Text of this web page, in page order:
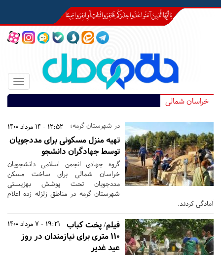
Toggle
خراسان شمالی
12:52 - 14 مرداد 1400 در شهرستان گرمه؛
تهیه منزل مسکونی برای مددجویان
توسط جهادگران دانشجو
گروه جهادی انجمن اسلامی دانشجویان
خراسان شمالی برای ساخت مسکن
مددجویان تحت پوشش بهزیستی
شهرستان گرمه در مناطق زلزله زده اعلام
آمادگی کردند.
19:21 - 7 مرداد 1400
فیلم/ پخت کباب
۱۱۰ متری برای نیازمندان در روز
عید غدیر